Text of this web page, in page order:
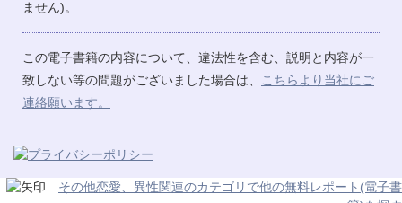
ません)。
この電子書籍の内容について、違法性を含む、説明と内容が一
致しない等の問題がございました場合は、
こちらより当社にご
連絡願います。
その他恋愛、異性関連のカテゴリで他の無料レポート(電子書